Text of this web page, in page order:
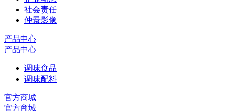
社会责任
仲景影像
产品中心
产品中心
调味食品
调味配料
官方商城
官方商城